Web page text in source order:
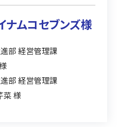
ナムコセブンズ様
部 経営管理課
部 経営管理課
菜 様